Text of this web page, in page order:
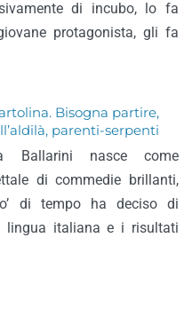
di incubo, lo fa
protagonista, gli fa
Bisogna partire,
parenti-serpenti
Ballarini nasce come
di commedie brillanti,
di tempo ha deciso di
lingua italiana e i risultati